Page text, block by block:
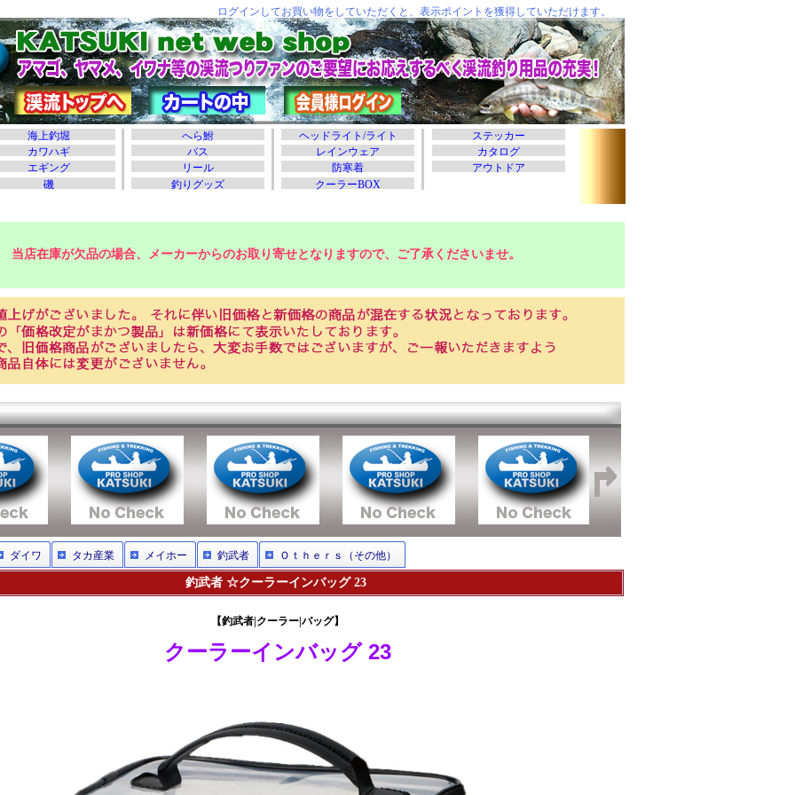
当店在庫が欠品の場合、メーカーからのお取り寄せとなりますので、ご了承くださいませ。
ダイワ タカ産業 メイホー 釣武者 Ｏｔｈｅｒｓ（その他）
釣武者 ☆クーラーインバッグ 23
【釣武者|クーラー|バッグ】
クーラーインバッグ 23